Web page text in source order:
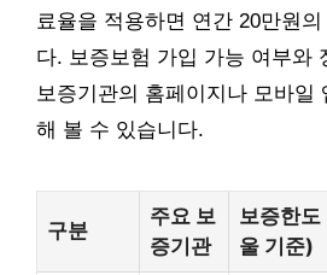
료율을 적용하면 연간 20만원
다. 보증보험 가입 가능 여부와
보증기관의 홈페이지나 모바일
해 볼 수 있습니다.
구분
주요 보
증기관
보증한도
울 기준)